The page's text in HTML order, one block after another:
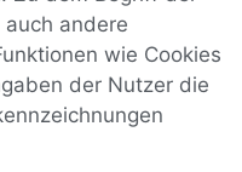
andere
wie Cookies
der Nutzer die